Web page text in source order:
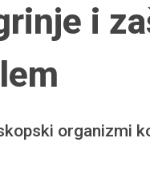
i
organizmi